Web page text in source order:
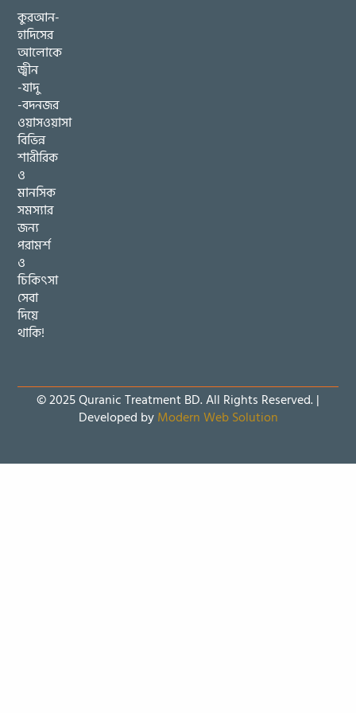
কুরআন-
হাদিসের
আলোকে
জ্বীন
-যাদু
-বদনজর
ওয়াসওয়াসা
বিভিন্ন
শারীরিক
ও
মানসিক
সমস্যার
জন্য
পরামর্শ
ও
চিকিৎসা
সেবা
দিয়ে
থাকি!
© 2025 Quranic Treatment BD. All Rights Reserved. |
Developed byModern Web Solution